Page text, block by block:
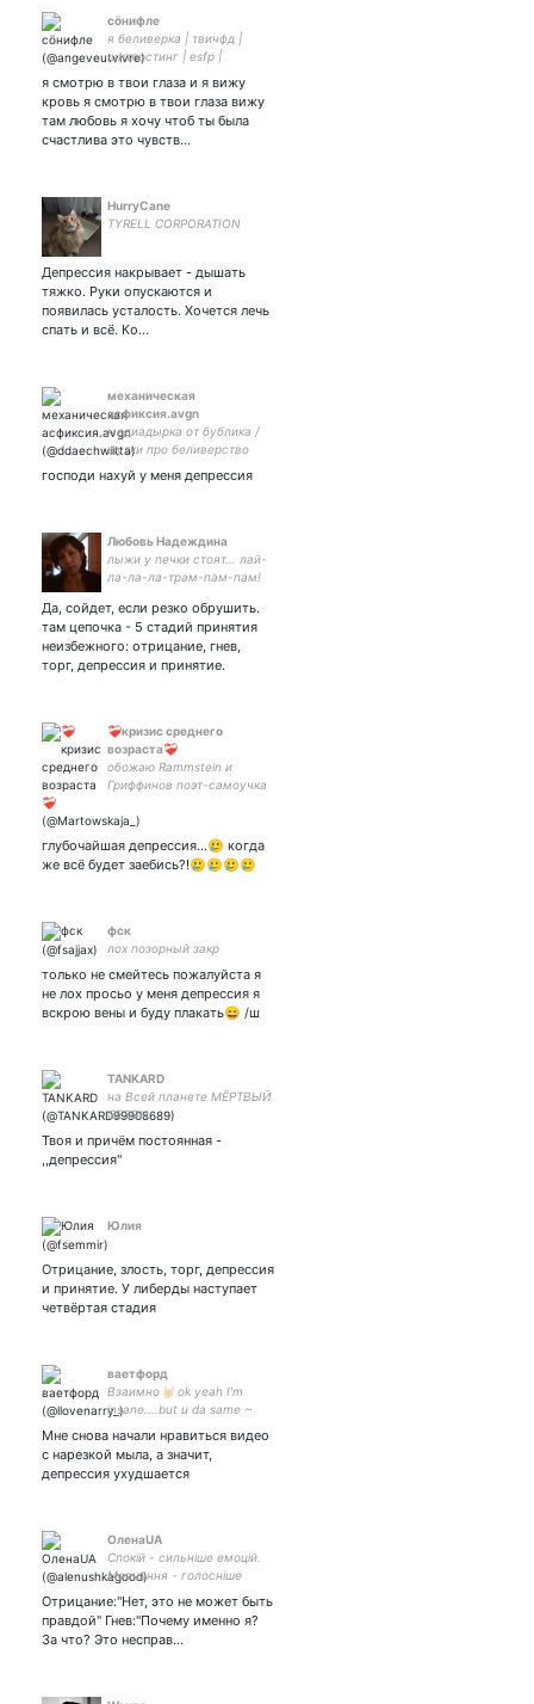
сöнифле
я беливерка | твичфд |
щитпостинг | esfp |
я смотрю в твои глаза и я вижу
кровь я смотрю в твои глаза вижу
там любовь я хочу чтоб ты была
счастлива это чувств…
HurryCane
TYRELL CORPORATION
Депрессия накрывает - дышать
тяжко. Руки опускаются и
появилась усталость. Хочется лечь
спать и всё. Ко…
механическая
асфиксия.avgn
медиадырка от бублика /
шутки про беливерство
господи нахуй у меня депрессия
Любовь Надеждина
лыжи у печки стоят... лай-
ла-ла-ла-трам-пам-пам!
Да, сойдет, если резко обрушить.
там цепочка - 5 стадий принятия
неизбежного: отрицание, гнев,
торг, депрессия и принятие.
❤️‍🩹кризис среднего
возраста❤️‍🩹
обожаю Rammstein и
Гриффинов поэт-самоучка
глубочайшая депрессия…🥲 когда
же всё будет заебись?!🥲🥲🥲🥲
фск
лох позорный закр
только не смейтесь пожалуйста я
не лох просьо у меня депрессия я
вскрою вены и буду плакать😄 /ш
TANKARD
на Всей планете МЁРТВЫЙ
СЕЗОН
Твоя и причём постоянная -
,,депрессия"
Юлия
Отрицание, злость, торг, депрессия
и принятие. У либерды наступает
четвёртая стадия
ваетфорд
Взаимно🤘🏻 ok yeah I'm
insane....but u da same ~
бирацца; 7.19 Ed
Sheeran/James Bay; 8.19
yungblud ~
Мне снова начали нравиться видео
с нарезкой мыла, а значит,
депрессия ухудшается
ОленаUA
Спокій - сильніше емоцій.
Мовчання - голосніше
страшніше за війну. Мартін
Лютер
Отрицание:"Нет, это не может быть
правдой" Гнев:"Почему именно я?
За что? Это несправ…